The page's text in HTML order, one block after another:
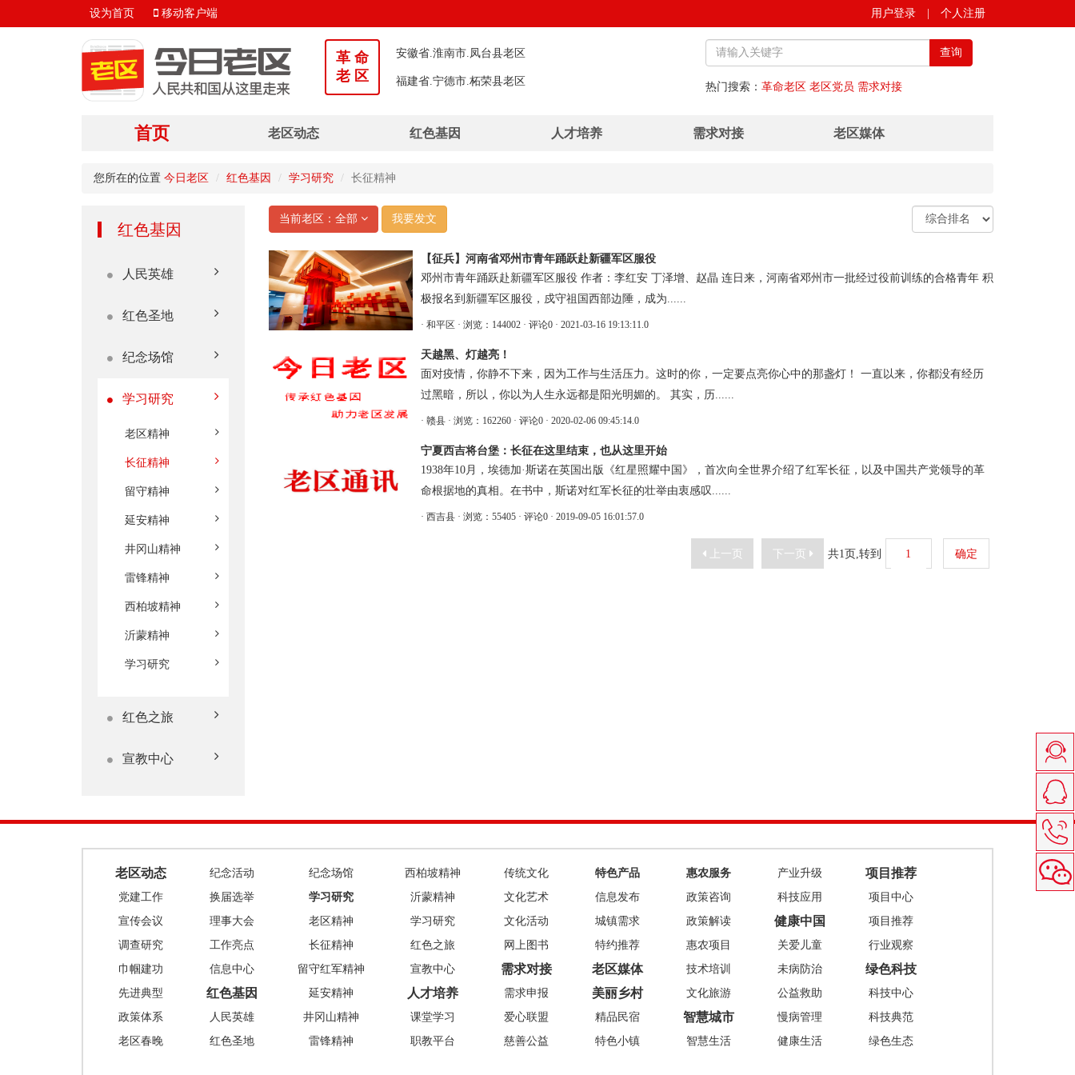
用户登录 个人注册
设为首页 移动客户端
革 命
老 区
安徽省.淮南市.凤台县老区
福建省.宁德市.柘荣县老区
湖北省.荆州市.石首市老区
河南省.信阳市.平桥区老区
查询
热门搜索： 革命老区 老区党员 需求对接
首页 老区动态 红色基因 人才培养 需求对接 老区媒体
您所在的位置 今日老区 红色基因 学习研究 长征精神
红色基因
人民英雄
红色圣地
纪念场馆
学习研究
老区精神
长征精神
留守精神
延安精神
井冈山精神
雷锋精神
西柏坡精神
沂蒙精神
学习研究
红色之旅
宣教中心
当前老区：全部 我要发文
【征兵】河南省邓州市青年踊跃赴新疆军区服役
邓州市青年踊跃赴新疆军区服役 作者：李红安 丁泽增、赵晶 连日来，河南省邓州市一批经过役前训练的合格青年 积
极报名到新疆军区服役，戍守祖国西部边陲，成为......
· 和平区 · 浏览：144002 · 评论0 · 2021-03-16 19:13:11.0
天越黑、灯越亮！
面对疫情，你静不下来，因为工作与生活压力。这时的你，一定要点亮你心中的那盏灯！ 一直以来，你都没有经历
过黑暗，所以，你以为人生永远都是阳光明媚的。 其实，历......
· 赣县 · 浏览：162260 · 评论0 · 2020-02-06 09:45:14.0
宁夏西吉将台堡：长征在这里结束，也从这里开始
1938年10月，埃德加·斯诺在英国出版《红星照耀中国》，首次向全世界介绍了红军长征，以及中国共产党领导的革
命根据地的真相。在书中，斯诺对红军长征的壮举由衷感叹......
· 西吉县 · 浏览：55405 · 评论0 · 2019-09-05 16:01:57.0
上一页 下一页 共1页,转到 确定
老区动态
党建工作
宣传会议
调查研究
巾帼建功
先进典型
政策体系
老区春晚
纪念活动
换届选举
理事大会
工作亮点
信息中心
红色基因
人民英雄
红色圣地
纪念场馆
学习研究
老区精神
长征精神
留守红军精神
延安精神
井冈山精神
雷锋精神
西柏坡精神
沂蒙精神
学习研究
红色之旅
宣教中心
人才培养
课堂学习
职教平台
传统文化
文化艺术
文化活动
网上图书
需求对接
需求申报
爱心联盟
慈善公益
特色产品
信息发布
城镇需求
特约推荐
老区媒体
美丽乡村
精品民宿
特色小镇
惠农服务
政策咨询
政策解读
惠农项目
技术培训
文化旅游
智慧城市
智慧生活
产业升级
科技应用
健康中国
关爱儿童
未病防治
公益救助
慢病管理
健康生活
项目推荐
项目中心
项目推荐
行业观察
绿色科技
科技中心
科技典范
绿色生态